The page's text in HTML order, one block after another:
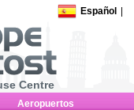
Español
Centre
Aeropuertos